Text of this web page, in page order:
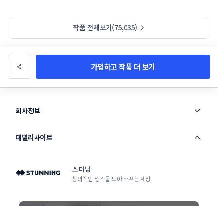
작품 전체보기(75,035)
가입하고 작품 더 보기
회사정보
패밀리사이트
스터닝
창의적인 생각을 모아 바꾸는 세상